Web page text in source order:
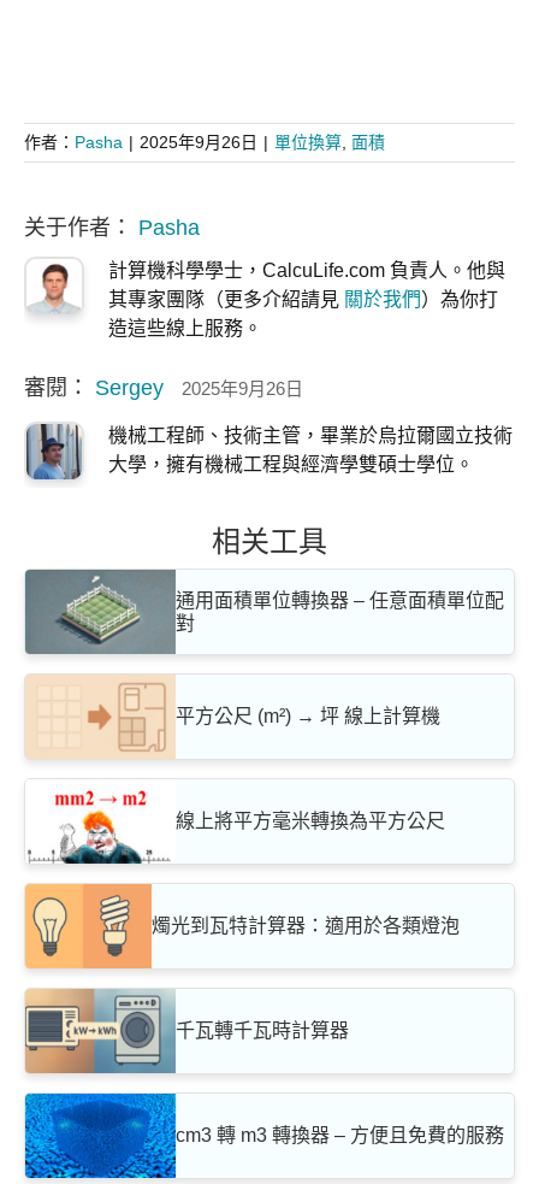
作者： Pasha | 2025年9月26日 | 單位換算 面積
关于作者： Pasha
計算機科學學士，CalcuLife.com 負責人。他與
其專家團隊（更多介紹請見 關於我們）為你打
造這些線上服務。
審閱： Sergey 2025年9月26日
機械工程師、技術主管，畢業於烏拉爾國立技術
大學，擁有機械工程與經濟學雙碩士學位。
相关工具
通用面積單位轉換器 – 任意面積單位配
對
平方公尺 (m²) → 坪 線上計算機
線上將平方毫米轉換為平方公尺
燭光到瓦特計算器：適用於各類燈泡
千瓦轉千瓦時計算器
cm3 轉 m3 轉換器 – 方便且免費的服務